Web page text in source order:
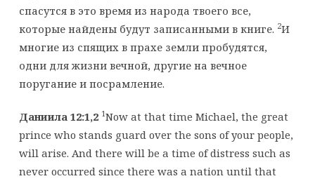
спасутся в это время из народа твоего все,
которые найдены будут записанными в книге. 2И
многие из спящих в прахе земли пробудятся,
одни для жизни вечной, другие на вечное
поругание и посрамление.
Даниила 12:1,2 1Now at that time Michael, the great
prince who stands guard over the sons of your people,
will arise. And there will be a time of distress such as
never occurred since there was a nation until that